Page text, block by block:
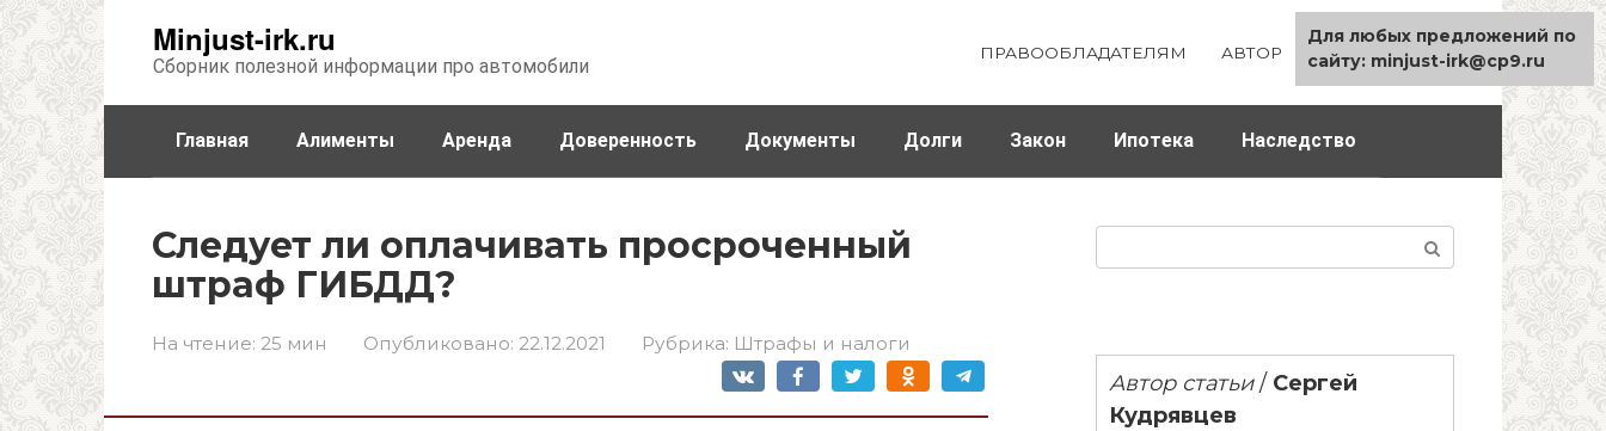
Minjust-irk.ru
Сборник полезной информации про автомобили
ПРАВООБЛАДАТЕЛЯМ АВТОР КАРТА САЙТА
Главная Алименты Аренда Доверенность Документы Долги Закон Ипотека Наследство
Следует ли оплачивать просроченный
штраф ГИБДД?
На чтение: 25 мин Опубликовано: 22.12.2021 Рубрика: Штрафы и налоги
Автор статьи/ Сергей
Кудрявцев
Для любых предложений по
сайту: minjust-irk@cp9.ru